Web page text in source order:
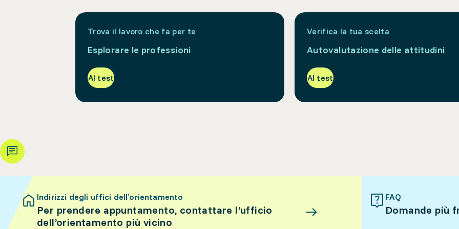
Trova il lavoro che fa per te
Esplorare le professioni
Al test
Verifica la tua scelta
Autovalutazione delle attitudini
Al test
Indirizzi degli uffici dell’orientamento
Per prendere appuntamento, contattare l’ufficio
dell’orientamento più vicino
FAQ
Domande più